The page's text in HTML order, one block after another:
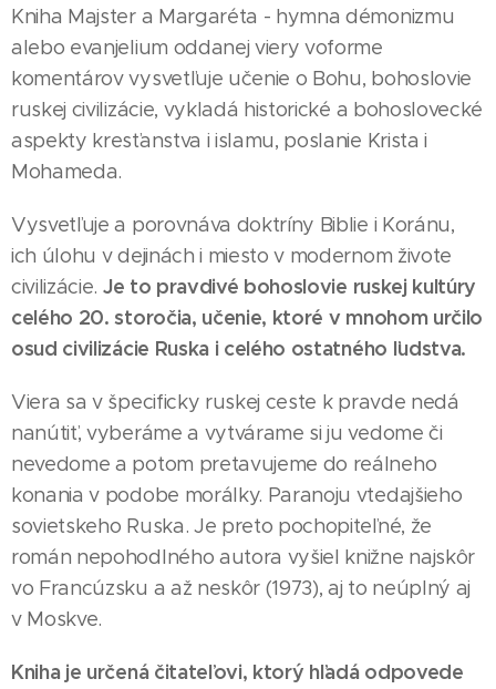
Kniha Majster a Margaréta - hymna démonizmu
alebo evanjelium oddanej viery voforme
komentárov vysvetľuje učenie o Bohu, bohoslovie
ruskej civilizácie, vykladá historické a bohoslovecké
aspekty kresťanstva i islamu, poslanie Krista i
Mohameda.
Vysvetľuje a porovnáva doktríny Biblie i Koránu,
ich úlohu v dejinách i miesto v modernom živote
civilizácie. Je to pravdivé bohoslovie ruskej kultúry
celého 20. storočia, učenie, ktoré v mnohom určilo
osud civilizácie Ruska i celého ostatného ľudstva.
Viera sa v špecificky ruskej ceste k pravde nedá
nanútiť, vyberáme a vytvárame si ju vedome či
nevedome a potom pretavujeme do reálneho
konania v podobe morálky. Paranoju vtedajšieho
sovietskeho Ruska. Je preto pochopiteľné, že
román nepohodlného autora vyšiel knižne najskôr
vo Francúzsku a až neskôr (1973), aj to neúplný aj
v Moskve.
Kniha je určená čitateľovi, ktorý hľadá odpovede